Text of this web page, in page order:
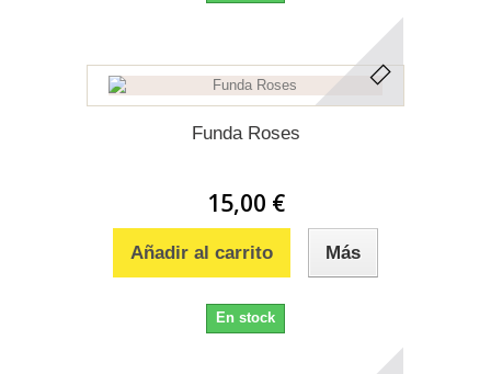
Funda Roses
15,00 €
Añadir al carrito Más
En stock